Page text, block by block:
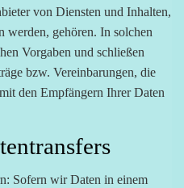
von Diensten und Inhalten,
werden, gehören. In solchen
Vorgaben und schließen
bzw. Vereinbarungen, die
den Empfängern Ihrer Daten
Sofern wir Daten in einem